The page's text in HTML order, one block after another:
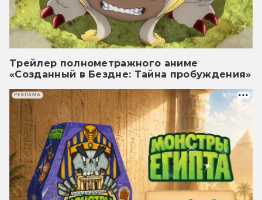
Трейлер полнометражного аниме
«Созданный в Бездне: Тайна пробуждения»
РЕКЛАМА